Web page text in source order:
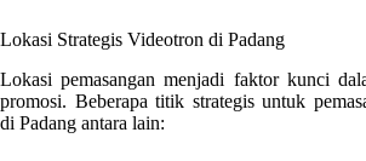
Lokasi Strategis Videotron di Padang
Lokasi pemasangan menjadi faktor kunci
promosi. Beberapa titik strategis untuk
di Padang antara lain: